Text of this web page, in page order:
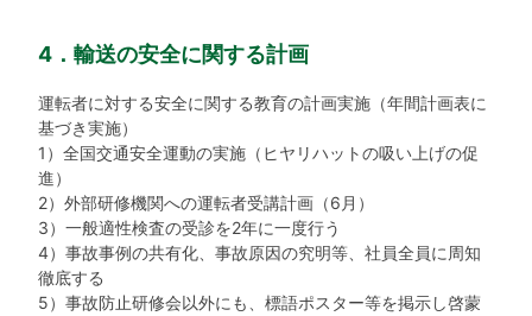
4．輸送の安全に関する計画
運転者に対する安全に関する教育の計画実施（年間計画表に
基づき実施）
1）全国交通安全運動の実施（ヒヤリハットの吸い上げの促
進）
2）外部研修機関への運転者受講計画（6月）
3）一般適性検査の受診を2年に一度行う
4）事故事例の共有化、事故原因の究明等、社員全員に周知
徹底する
5）事故防止研修会以外にも、標語ポスター等を掲示し啓蒙